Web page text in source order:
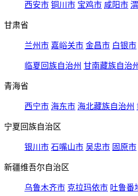
西安市 铜川市 宝鸡市 咸阳市
甘肃省
兰州市 嘉峪关市 金昌市 白银市
临夏回族自治州 甘南藏族自治
青海省
西宁市 海东市 海北藏族自治州
宁夏回族自治区
银川市 石嘴山市 吴忠市 固原市
新疆维吾尔自治区
乌鲁木齐市 克拉玛依市 吐鲁番